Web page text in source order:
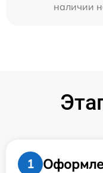
наличии
1